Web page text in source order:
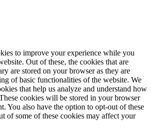
to improve your experience while you
Out of these, the cookies that are
are stored on your browser as they are
of basic functionalities of the website. We
that help us analyze and understand how
cookies will be stored in your browser
You also have the option to opt-out of these
of some of these cookies may affect your